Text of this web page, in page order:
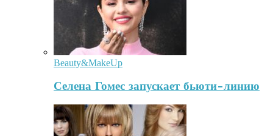
Beauty&MakeUp
Селена Гомес запускает бьюти-линию